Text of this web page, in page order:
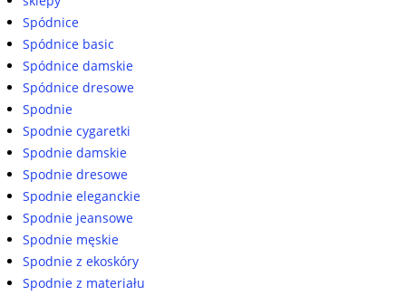
Spódnice
Spódnice basic
Spódnice damskie
Spódnice dresowe
Spodnie
Spodnie cygaretki
Spodnie damskie
Spodnie dresowe
Spodnie eleganckie
Spodnie jeansowe
Spodnie męskie
Spodnie z ekoskóry
Spodnie z materiału